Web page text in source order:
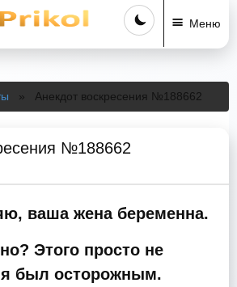
Меню
» Анекдот воскресения №188662
№188662
ваша жена беременна.
Этого просто не
был осторожным.